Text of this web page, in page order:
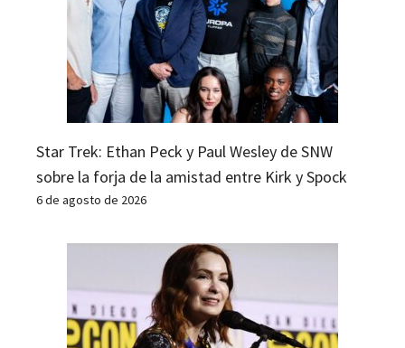
Star Trek: Ethan Peck y Paul Wesley de SNW
sobre la forja de la amistad entre Kirk y Spock
6 de agosto de 2026